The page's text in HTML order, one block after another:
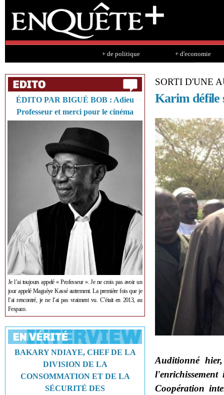
+ de politique + d'economie
ÉDITO PAR BIGUÉ BOB : Adieu
Professeur et merci pour le cinéma
Je l’ai toujours appelé « Professeur ». Je ne crois pas avoir un
jour appelé Maguèye Kassé autrement. La première fois que je
l’ai rencontré, je ne l’ai pas vraiment vu. C’était en 2013, au
Fespaco.
BAKARY NDIAYE, CHEF DE LA
DIVISION DE LA
CONSOMMATION ET DE LA
SÉCURITÉ DES
SORTI D'UNE
Karim défile
Auditionné
Coopération